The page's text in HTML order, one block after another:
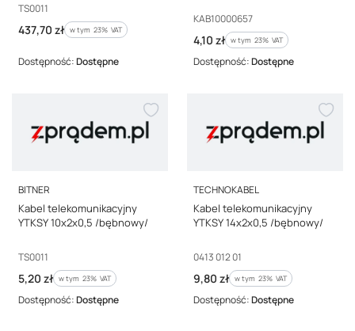
Kod producenta
TS0011
Cena brutto
437,70 zł w tym %s VAT
w tym 23% VAT
Dostępność:Dostępne
Kod producenta
KAB10000657
Cena brutto
4,10 zł w tym %s VAT
w tym 23% VAT
Dostępność:Dostępne
PRODUCENT
BITNER
Kabel telekomunikacyjny
YTKSY 10x2x0,5 /bębnowy/
Kod producenta
TS0011
Cena brutto
5,20 zł w tym %s VAT
w tym 23% VAT
Dostępność:Dostępne
PRODUCENT
TECHNOKABEL
Kabel telekomunikacyjny
YTKSY 14x2x0,5 /bębnowy/
Kod producenta
0413 012 01
Cena brutto
9,80 zł w tym %s VAT
w tym 23% VAT
Dostępność:Dostępne